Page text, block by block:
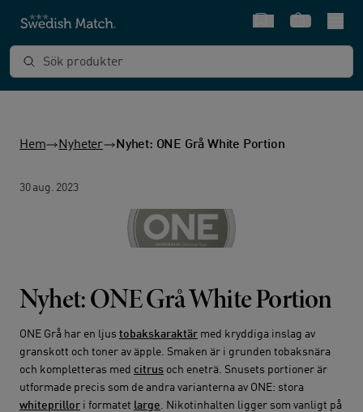
SnabbvalVarukorg
Sök produkter
Hem Nyheter Nyhet: ONE Grå White Portion
30 aug. 2023
Nyhet: ONE Grå White Portion
ONE Grå har en ljus tobakskaraktär med kryddiga inslag av
granskott och toner av äpple. Smaken är i grunden tobaksnära
och kompletteras med citrus och eneträ. Snusets portioner är
utformade precis som de andra varianterna av ONE: stora
whiteprillor i formatet large. Nikotinhalten ligger som vanligt på